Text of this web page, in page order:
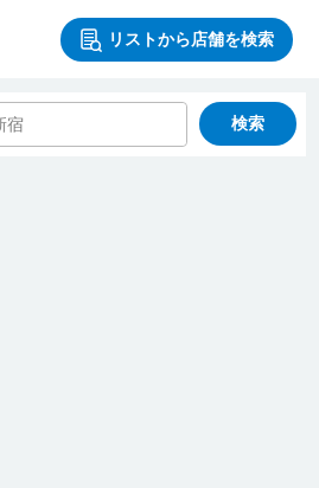
リストから店舗を検索
検索